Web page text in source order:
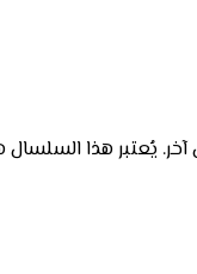
يُعتبر هذا